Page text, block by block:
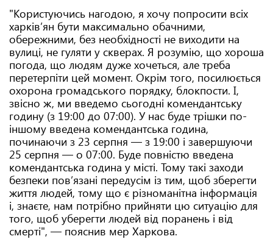
"Користуючись нагодою, я хочу попросити всіх
харків’ян бути максимально обачними,
обережними, без необхідності не виходити на
вулиці, не гуляти у скверах. Я розумію, що хороша
погода, що людям дуже хочеться, але треба
перетерпіти цей момент. Окрім того, посилюється
охорона громадського порядку, блокпости. І,
звісно ж, ми введемо сьогодні комендантську
годину (з 19:00 до 07:00). У нас буде трішки по-
іншому введена комендантська година,
починаючи з 23 серпня — з 19:00 і завершуючи
25 серпня — о 07:00. Буде повністю введена
комендантська година у місті. Тому такі заходи
безпеки пов’язані передусім із тим, щоб зберегти
життя людей, тому що є різноманітна інформація
і, знаєте, нам потрібно прийняти цю ситуацію для
того, щоб уберегти людей від поранень і від
смерті", — пояснив мер Харкова.